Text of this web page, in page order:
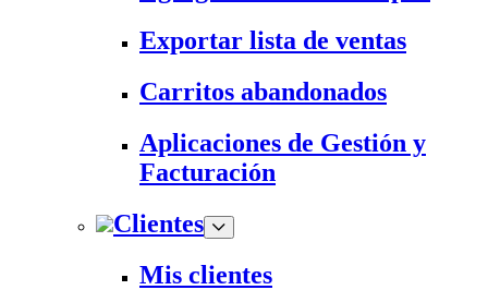
Exportar lista de ventas
Carritos abandonados
Aplicaciones de Gestión y
Facturación
Clientes
Mis clientes